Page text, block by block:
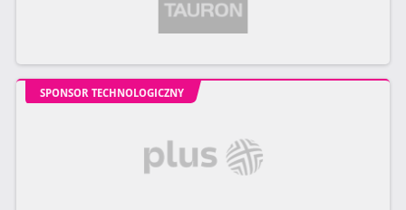
SPONSOR TECHNOLOGICZNY